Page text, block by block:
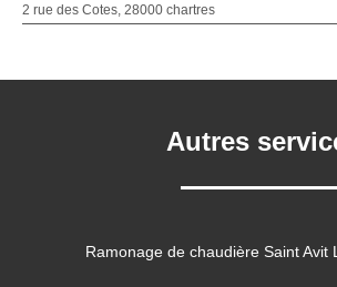
2 rue des Cotes, 28000 chartres
Autres
Ramonage de chaudière Saint Avit